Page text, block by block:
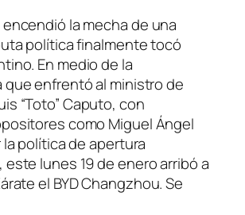
la mecha de una
política finalmente tocó
En medio de la
enfrentó al ministro de
“Toto” Caputo, con
como Miguel Ángel
política de apertura
este lunes 19 de enero arribó a
el BYD Changzhou. Se